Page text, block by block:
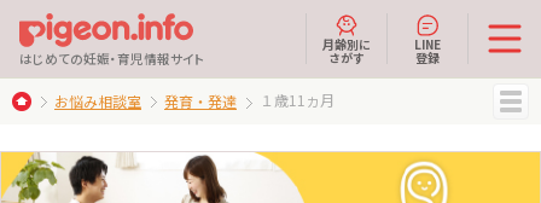
はじめての妊娠・育児情報サイト
月齢別に
さがす
LINE
登録
お悩み相談室 発育・発達 １歳11ヵ月